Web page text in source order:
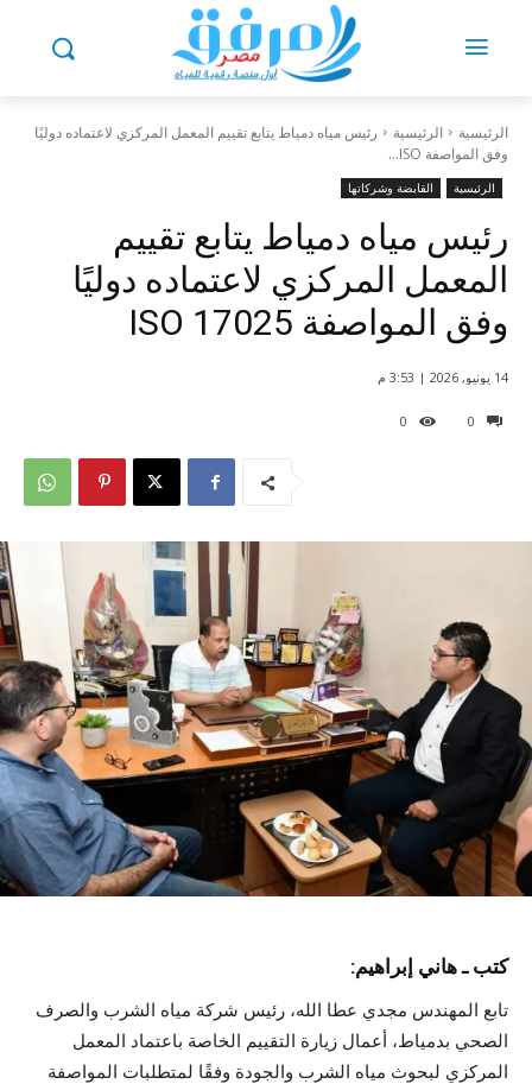
الرئيسية الرئيسية
رئيس مياه دمياط يتابع تقييم المعمل المركزي لاعتماده دوليًا
وفق المواصفة ISO...
الرئيسية القابضة وشركاتها
رئيس مياه دمياط يتابع تقييم
المعمل المركزي لاعتماده دوليًا
وفق المواصفة ISO 17025
0
0
14 يونيو, 2026 | 3:53 م
كتب ـ هاني إبراهيم:
تابع المهندس مجدي عطا الله، رئيس شركة مياه الشرب والصرف
الصحي بدمياط، أعمال زيارة التقييم الخاصة باعتماد المعمل
المركزي لبحوث مياه الشرب والجودة وفقًا لمتطلبات المواصفة